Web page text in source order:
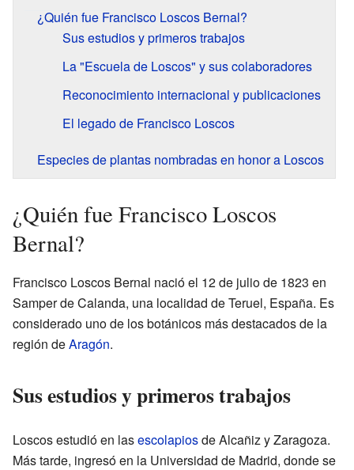
¿Quién fue Francisco Loscos Bernal?
Sus estudios y primeros trabajos
La "Escuela de Loscos" y sus colaboradores
Reconocimiento internacional y publicaciones
El legado de Francisco Loscos
Especies de plantas nombradas en honor a Loscos
¿Quién fue Francisco Loscos
Bernal?
Francisco Loscos Bernal nació el 12 de julio de 1823 en
Samper de Calanda, una localidad de Teruel, España. Es
considerado uno de los botánicos más destacados de la
región deAragón.
Sus estudios y primeros trabajos
Loscos estudió en lasescolapiosde Alcañiz y Zaragoza.
Más tarde, ingresó en la Universidad de Madrid, donde se